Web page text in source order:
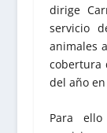
dirige
servicio
animales
cobertura
del año
Para